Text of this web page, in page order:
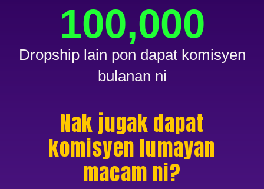
100,000
Dropship lain pon dapat komisyen
bulanan ni
Nak jugak dapat
komisyen lumayan
macam ni?